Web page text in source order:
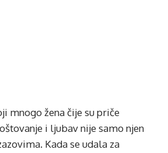
mnogo žena čije su priče
i ljubav nije samo njen
Kada se udala za